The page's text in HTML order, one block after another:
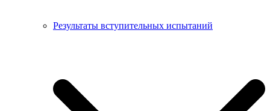
Результаты вступительных испытаний